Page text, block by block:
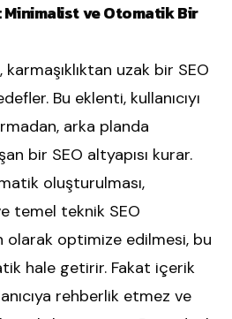
Minimalist ve Otomatik Bir
uzak bir SEO
Bu eklenti, kullanıcıyı
arka planda
bir SEO altyapısı kurar.
oluşturulması,
temel teknik SEO
olarak optimize edilmesi, bu
hale getirir. Fakat içerik
rehberlik etmez ve